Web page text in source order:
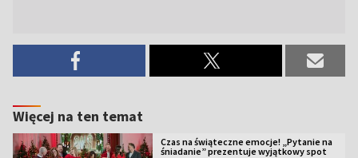
Więcej na ten temat
Czas na świąteczne emocje! „Pytanie na
śniadanie” prezentuje wyjątkowy spot